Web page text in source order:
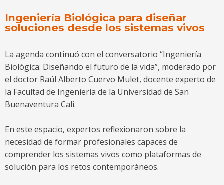
Ingeniería Biológica para diseñar
soluciones desde los sistemas vivos
La agenda continuó con el conversatorio “Ingeniería
Biológica: Diseñando el futuro de la vida”, moderado por
el doctor Raúl Alberto Cuervo Mulet, docente experto de
la Facultad de Ingeniería de la Universidad de San
Buenaventura Cali.
En este espacio, expertos reflexionaron sobre la
necesidad de formar profesionales capaces de
comprender los sistemas vivos como plataformas de
solución para los retos contemporáneos.